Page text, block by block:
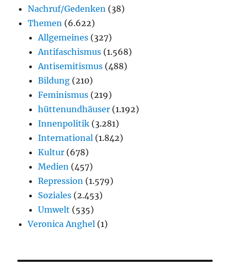
Nachruf/Gedenken (38)
Themen (6.622)
Allgemeines (327)
Antifaschismus (1.568)
Antisemitismus (488)
Bildung (210)
Feminismus (219)
hüttenundhäuser (1.192)
Innenpolitik (3.281)
International (1.842)
Kultur (678)
Medien (457)
Repression (1.579)
Soziales (2.453)
Umwelt (535)
Veronica Anghel (1)